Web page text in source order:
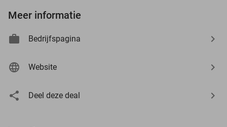
Meer informatie
Bedrijfspagina
Website
Deel deze deal